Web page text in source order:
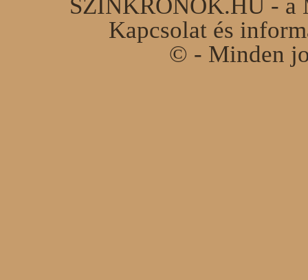
SZINKRONOK.HU - a
Kapcsolat és
© - Minden